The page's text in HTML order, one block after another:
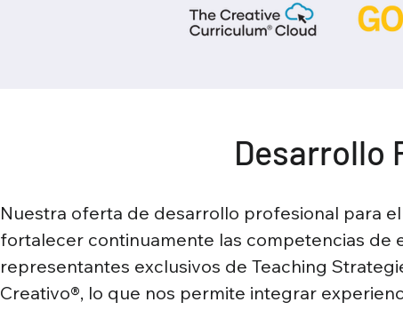
Desarrollo
Nuestra oferta de desarrollo profesional para
fortalecer continuamente las competencias de
representantes exclusivos de Teaching
Creativo®, lo que nos permite integrar